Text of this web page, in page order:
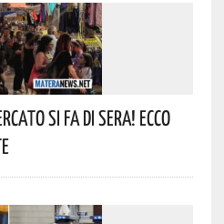
Si Fa Di Sera! Ecco